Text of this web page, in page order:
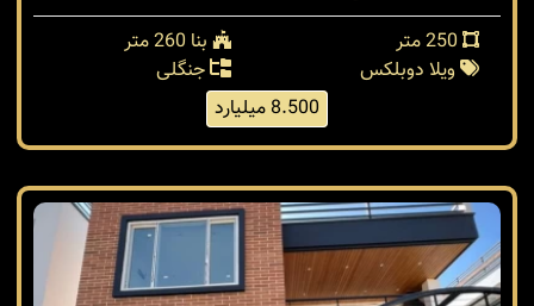
بنا 260 متر
ویلا دوبلکس
جنگلی
8.500 میلیارد